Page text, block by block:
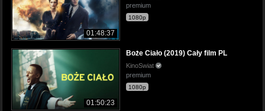
01:48:37
premium
1080p
01:50:23
Boże Ciało (2019) Cały film PL
KinoSwiat
premium
1080p